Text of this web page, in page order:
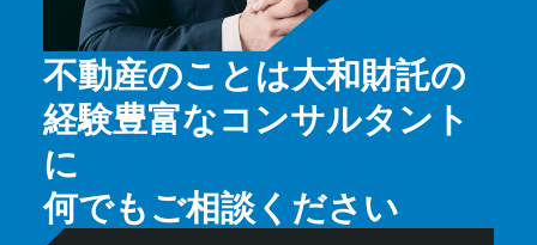
不動産のことは大和財託の
経験豊富なコンサルタント
に
何でもご相談ください